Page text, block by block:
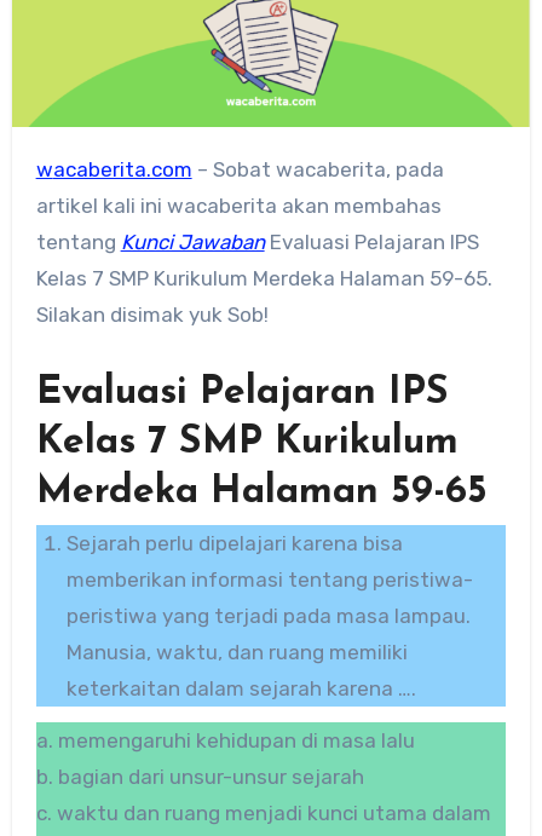
wacaberita.com – Sobat wacaberita, pada
artikel kali ini wacaberita akan membahas
tentang Kunci JawabanEvaluasi Pelajaran IPS
Kelas 7 SMP Kurikulum Merdeka Halaman 59-65.
Silakan disimak yuk Sob!
Evaluasi Pelajaran IPS
Kelas 7 SMP Kurikulum
Merdeka Halaman 59-65
Sejarah perlu dipelajari karena bisa
memberikan informasi tentang peristiwa-
peristiwa yang terjadi pada masa lampau.
Manusia, waktu, dan ruang memiliki
keterkaitan dalam sejarah karena ….
a. memengaruhi kehidupan di masa lalu
b. bagian dari unsur-unsur sejarah
c. waktu dan ruang menjadi kunci utama dalam